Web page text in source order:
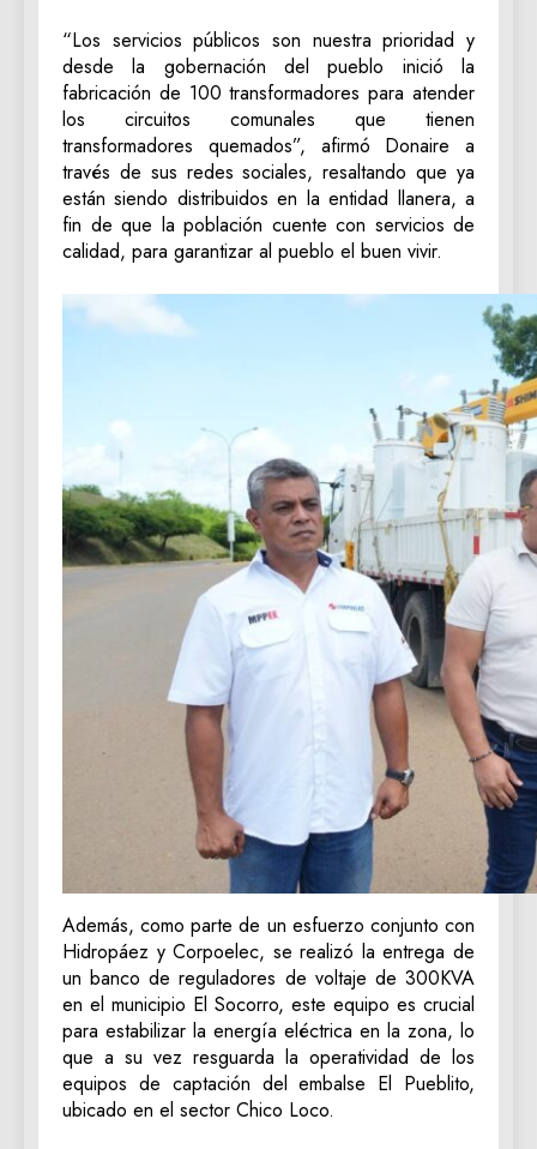
“Los servicios públicos son nuestra prioridad y
desde la gobernación del pueblo inició la
fabricación de 100 transformadores para atender
los circuitos comunales que tienen
transformadores quemados”, afirmó Donaire a
través de sus redes sociales, resaltando que ya
están siendo distribuidos en la entidad llanera, a
fin de que la población cuente con servicios de
calidad, para garantizar al pueblo el buen vivir.
Además, como parte de un esfuerzo conjunto con
Hidropáez y Corpoelec, se realizó la entrega de
un banco de reguladores de voltaje de 300KVA
en el municipio El Socorro, este equipo es crucial
para estabilizar la energía eléctrica en la zona, lo
que a su vez resguarda la operatividad de los
equipos de captación del embalse El Pueblito,
ubicado en el sector Chico Loco.